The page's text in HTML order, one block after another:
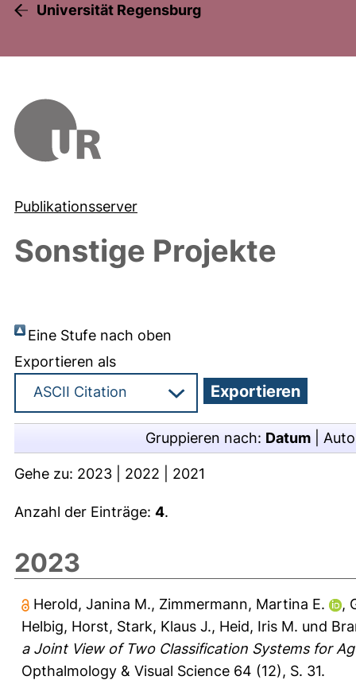
Universität Regensburg
Publikationsserver
Sonstige Projekte
Eine Stufe nach oben
Exportieren als
Gruppieren nach: Datum
Gehe zu: 2023 2022 2021
Anzahl der Einträge: 4.
2023
Herold, Janina M., Zimmermann, Martina E. ,
Helbig, Horst, Stark, Klaus J., Heid, Iris M. und
a Joint View of Two Classification Systems for
Opthalmology & Visual Science 64 (12), S. 31.